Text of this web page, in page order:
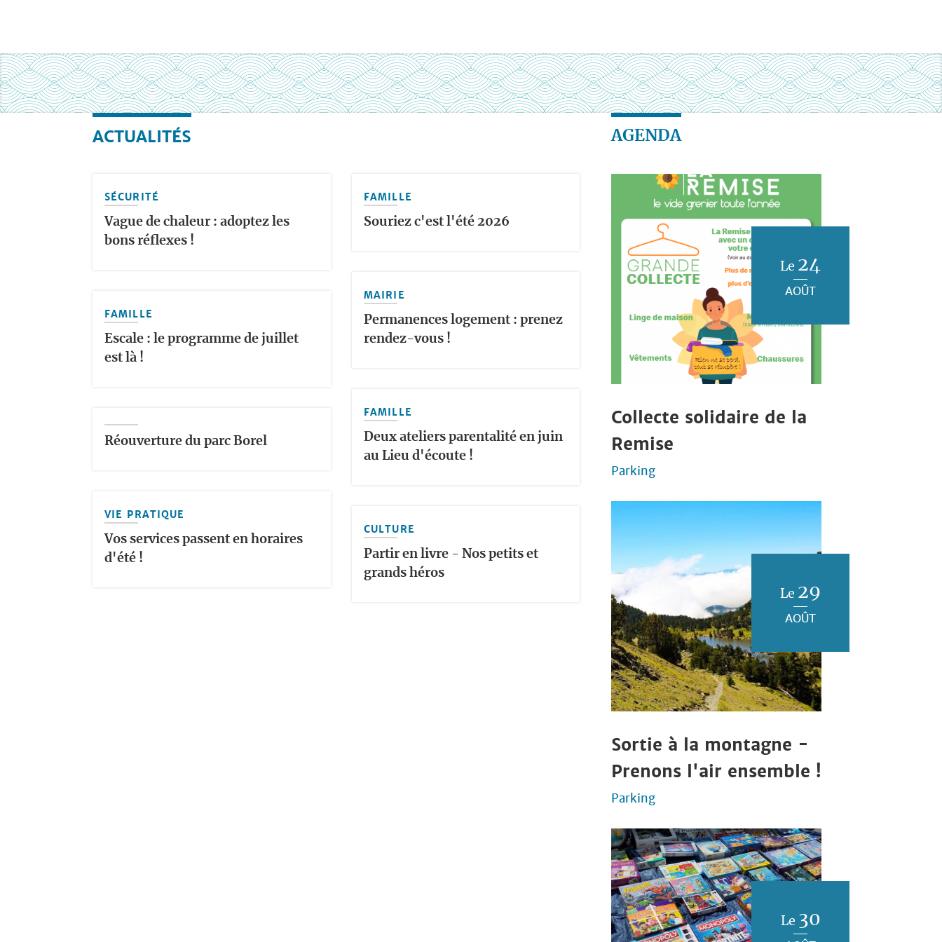
ACTUALITÉS
SÉCURITÉ
Vague de chaleur : adoptez les
bons réflexes !
FAMILLE
Escale : le programme de juillet
est là !
Réouverture du parc Borel
VIE PRATIQUE
Vos services passent en horaires
d'été !
FAMILLE
Souriez c'est l'été 2026
MAIRIE
Permanences logement : prenez
rendez-vous !
FAMILLE
Deux ateliers parentalité en juin
au Lieu d'écoute !
CULTURE
Partir en livre - Nos petits et
grands héros
AGENDA
Le 24
AOÛT
Collecte solidaire de la
Remise
Parking
Le 29
AOÛT
Sortie à la montagne -
Prenons l'air ensemble !
Parking
Le 30